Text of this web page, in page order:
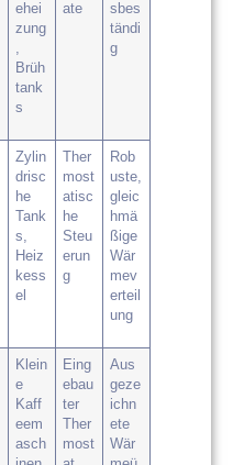
ehei
zung
,
Brüh
tank
s
ate
sbes
tändi
g
Zylin
drisc
he
Tank
s,
Heiz
kess
el
Ther
most
atisc
he
Steu
erun
g
Rob
uste,
gleic
hmä
ßige
Wär
mev
erteil
ung
Klein
e
Kaff
eem
asch
Eing
ebau
ter
Ther
most
Aus
geze
ichn
ete
Wär